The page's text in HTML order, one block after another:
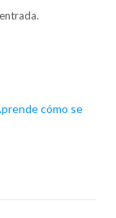
cómo se